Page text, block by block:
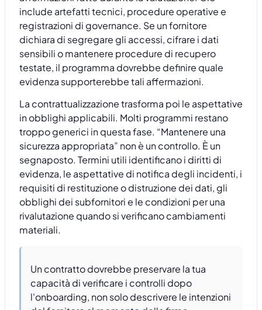
include artefatti tecnici, procedure operative e
registrazioni di governance. Se un fornitore
dichiara di segregare gli accessi, cifrare i dati
sensibili o mantenere procedure di recupero
testate, il programma dovrebbe definire quale
evidenza supporterebbe tali affermazioni.
La contrattualizzazione trasforma poi le aspettative
in obblighi applicabili. Molti programmi restano
troppo generici in questa fase. “Mantenere una
sicurezza appropriata” non è un controllo. È un
segnaposto. Termini utili identificano i diritti di
evidenza, le aspettative di notifica degli incidenti, i
requisiti di restituzione o distruzione dei dati, gli
obblighi dei subfornitori e le condizioni per una
rivalutazione quando si verificano cambiamenti
materiali.
Un contratto dovrebbe preservare la tua
capacità di verificare i controlli dopo
l'onboarding, non solo descrivere le intenzioni